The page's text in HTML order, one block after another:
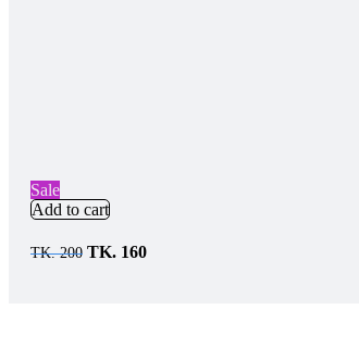
Sale
Add to cart
TK.200 TK. 160